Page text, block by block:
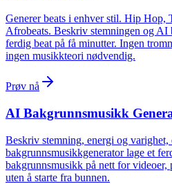
Generer beats i enhver stil. Hip
Afrobeats. Beskriv stemningen og AI
ferdig beat på få minutter. Ingen
ingen musikkteori nødvendig.
Prøv nå
AI Bakgrunnsmusikk
Beskriv stemning, energi og
bakgrunnsmusikkgenerator lage et
bakgrunnsmusikk på nett for videoer,
uten å starte fra bunnen.